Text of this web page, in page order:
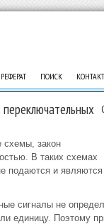
ПОИСК
схемы, закон
В таких схемах
подаются и являются
сигналы не
единицу. Поэтому